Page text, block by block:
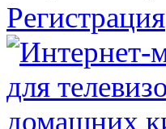
Регистрация